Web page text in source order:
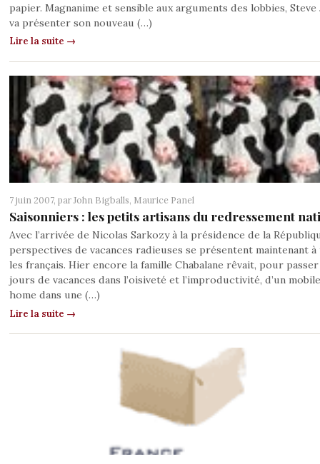
papier. Magnanime et sensible aux arguments des lobbies, Steve
va présenter son nouveau (…)
Lire la suite →
7 juin 2007, parJohn Bigballs, Maurice Panel
Saisonniers : les petits artisans du redressement
Avec l’arrivée de Nicolas Sarkozy à la présidence de la
perspectives de vacances radieuses se présentent maintenant
les français. Hier encore la famille Chabalane rêvait, pour passer
jours de vacances dans l’oisiveté et l’improductivité, d’un mobile
home dans une (…)
Lire la suite →